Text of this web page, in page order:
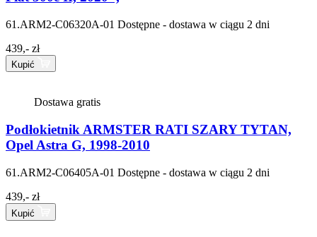
61.ARM2-C06320A-01 Dostępne - dostawa w ciągu 2 dni
439,- zł
Kupić
Dostawa gratis
Podłokietnik ARMSTER RATI SZARY TYTAN,
Opel Astra G, 1998-2010
61.ARM2-C06405A-01 Dostępne - dostawa w ciągu 2 dni
439,- zł
Kupić